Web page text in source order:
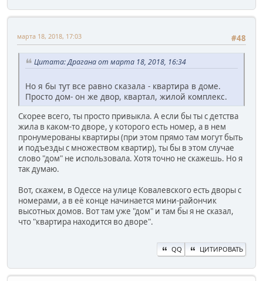
#48
марта 18, 2018, 17:03
Цитата: Драгана от марта 18, 2018, 16:34
Но я бы тут все равно сказала - квартира в доме.
Просто дом- он же двор, квартал, жилой комплекс.
Скорее всего, ты просто привыкла. А если бы ты с детства
жила в каком-то дворе, у которого есть номер, а в нем
пронумерованы квартиры (при этом прямо там могут быть
и подъезды с множеством квартир), ты бы в этом случае
слово "дом" не использовала. Хотя точно не скажешь. Но я
так думаю.
Вот, скажем, в Одессе на улице Ковалевского есть дворы с
номерами, а в её конце начинается мини-райончик
высотных домов. Вот там уже "дом" и там бы я не сказал,
что "квартира находится во дворе".
QQ ЦИТИРОВАТЬ